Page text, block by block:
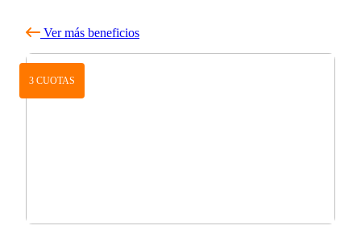
Ver más beneficios
3 CUOTAS